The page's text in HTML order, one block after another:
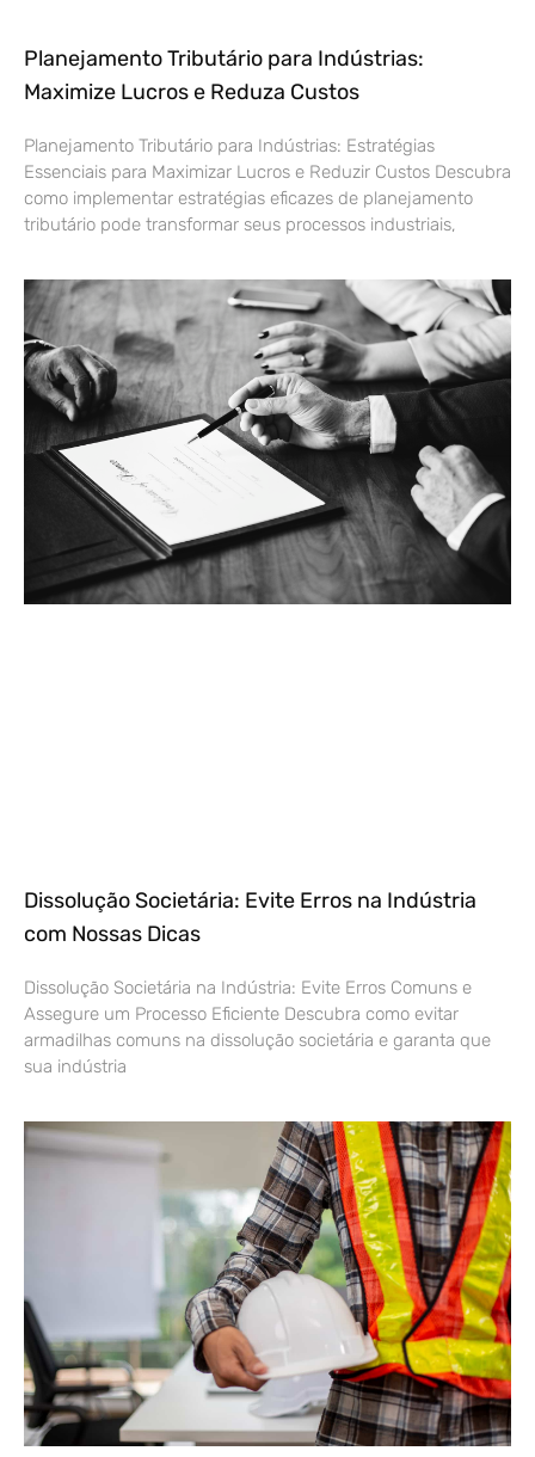
Planejamento Tributário para Indústrias:
Maximize Lucros e Reduza Custos
Planejamento Tributário para Indústrias: Estratégias
Essenciais para Maximizar Lucros e Reduzir Custos Descubra
como implementar estratégias eficazes de planejamento
tributário pode transformar seus processos industriais,
Dissolução Societária: Evite Erros na Indústria
com Nossas Dicas
Dissolução Societária na Indústria: Evite Erros Comuns e
Assegure um Processo Eficiente Descubra como evitar
armadilhas comuns na dissolução societária e garanta que
sua indústria